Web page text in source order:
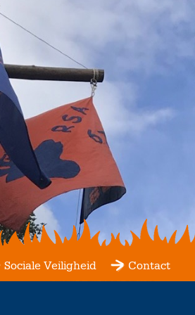
Sociale Veiligheid Contact